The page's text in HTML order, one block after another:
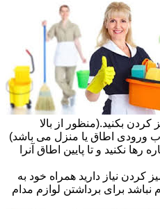
بکنید.(منظور از بالا
ورودی اطاق یا منزل می باشد)
رها نکنید و تا پایین اطاق آنرا
کردن نیاز دارید همراه خود به
نباشد برای برداشتن لوازم مدام